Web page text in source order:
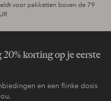
voor pakketten boven de 79
korting op je eerste
en een flinke dosis